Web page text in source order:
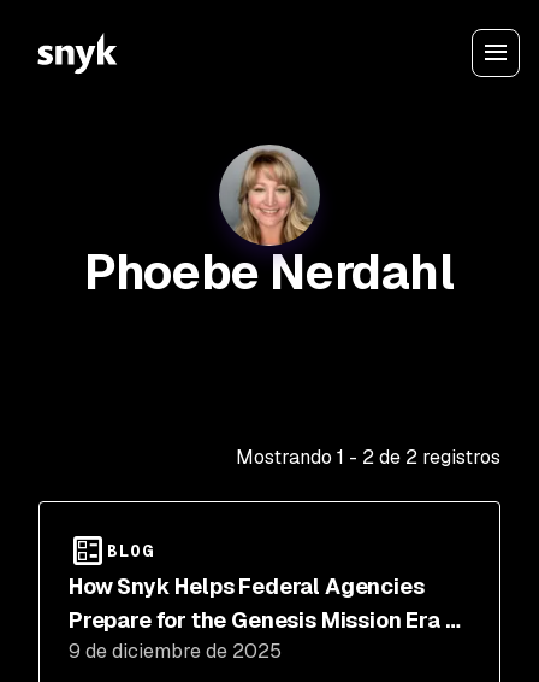
Phoebe Nerdahl
Mostrando 1 - 2de 2 registros
BLOG
How Snyk Helps Federal Agencies
Prepare for the Genesis Mission Era of
AI-Driven Science
9 de diciembre de 2025